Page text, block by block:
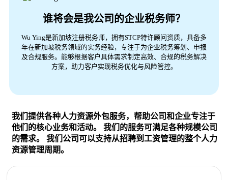
谁将会是我公司的企业税务师？
Wu Ying是新加坡注册税务师，拥有STCP特许顾问资质，具备多
年在新加坡税务领域的实务经验，专注于为企业税务筹划、申报
及合规服务。能够根据客户具体需求制定高效、合规的税务解决
方案，助力客户实现税务优化与风险管控。
我们提供各种人力资源外包服务，帮助公司和企业专注于
他们的核心业务和活动。 我们的服务可满足各种规模公司
的需求。 我们公司可以支持从招聘到工资管理的整个人力
资源管理周期。